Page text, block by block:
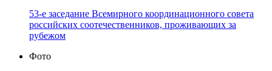
53-е заседание Всемирного координационного совета
российских соотечественников, проживающих за
рубежом
Фото